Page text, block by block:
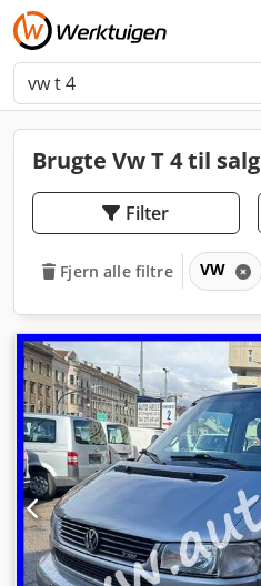
Brugte Vw T 4 til salg
Filter
Fjern alle filtre VW